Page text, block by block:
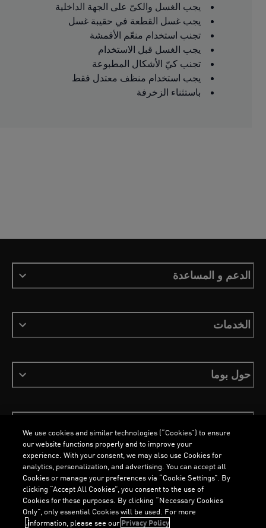
يجب الغسل والكىّ على الجهة الداخلية
يجب غسل القطعة في حقيبة غسل
تجنب استخدام منعّم الأقمشة
يجب الغسل قبل الاستخدام
تجنب كيّ الأشكال المطبوعة
يجب استخدام منظف معتدل فقط
باستثناء الزخرفة
الدعم و المساعدة
الخدمات
حول بوما
ملفات تعريف الارتباطسياسة الخصوصيةImprint
العربية
We use cookies and similar technologies (“Cookies”) to ensure
our website functions properly and to improve your
experience. With your consent, we may also use Cookies for
analytics, personalization, and advertising. You can accept all
Cookies or manage your preferences via “Cookie Settings”. By
clicking “Accept All Cookies”, you consent to the use of
Cookies for these purposes. By clicking “Necessary Cookies
Only”, only essential Cookies will be used. For more
information, please see ourPrivacy Policy.